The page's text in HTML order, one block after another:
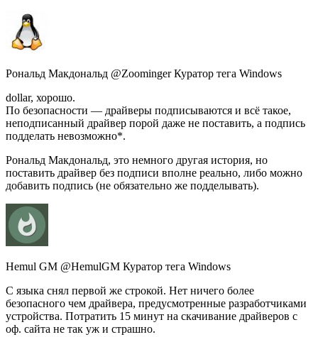
Рональд Макдональд @Zoominger Куратор тега Windows
dollar, хорошо.
По безопасности — драйверы подписываются и всё такое,
неподписанный драйвер порой даже не поставить, а подпись
подделать невозможно*.
Рональд Макдональд, это немного другая история, но
поставить драйвер без подписи вполне реально, либо можно
добавить подпись (не обязательно же подделывать).
Hemul GM @HemulGM Куратор тега Windows
С языка снял первой же строкой. Нет ничего более
безопасного чем драйвера, предусмотренные разработчиками
устройства. Потратить 15 минут на скачивание драйверов с
оф. сайта не так уж и страшно.